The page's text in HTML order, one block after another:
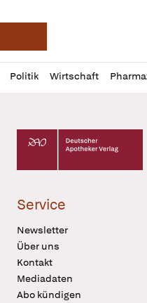
Deutsche
Politik Wirtschaft
Profil
öffnen
Daz
Pur
Deutscher Apotheker
Service
Newsletter
Über uns
Kontakt
Mediadaten
Abo kündigen